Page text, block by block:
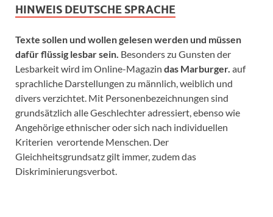
HINWEIS DEUTSCHE SPRACHE
Texte sollen und wollen gelesen werden und müssen
dafür flüssig lesbar sein. Besonders zu Gunsten der
Lesbarkeit wird im Online-Magazin das Marburger. auf
sprachliche Darstellungen zu männlich, weiblich und
divers verzichtet. Mit Personenbezeichnungen sind
grundsätzlich alle Geschlechter adressiert, ebenso wie
Angehörige ethnischer oder sich nach individuellen
Kriterien verortende Menschen. Der
Gleichheitsgrundsatz gilt immer, zudem das
Diskriminierungsverbot.